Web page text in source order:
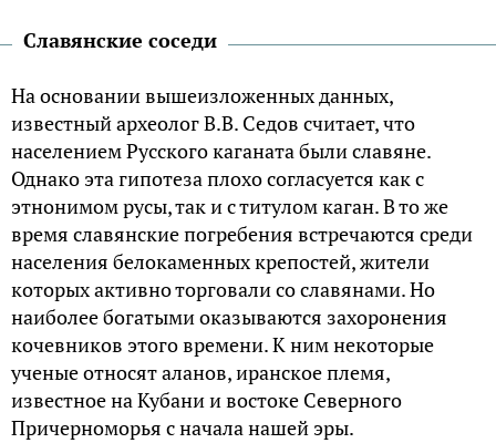
Славянские соседи
На основании вышеизложенных данных,
известный археолог В.В. Седов считает, что
населением Русского каганата были славяне.
Однако эта гипотеза плохо согласуется как с
этнонимом русы, так и с титулом каган. В то же
время славянские погребения встречаются среди
населения белокаменных крепостей, жители
которых активно торговали со славянами. Но
наиболее богатыми оказываются захоронения
кочевников этого времени. К ним некоторые
ученые относят аланов, иранское племя,
известное на Кубани и востоке Северного
Причерноморья с начала нашей эры.